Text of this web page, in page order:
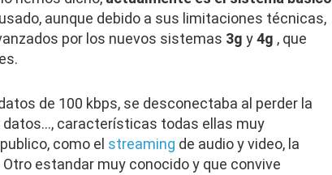
aunque debido a sus limitaciones técnicas,
por los nuevos sistemas 3g y4g , que
de 100 kbps, se desconectaba al perder la
datos…, características todas ellas muy
como el streaming de audio y video, la
estandar muy conocido y que convive